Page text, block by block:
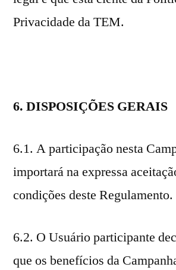
Privacidade da TEM.
6. DISPOSIÇÕES GERAIS
6.1. A participação nesta
importará na expressa
condições deste Regulamento.
6.2. O Usuário participante
que os benefícios da